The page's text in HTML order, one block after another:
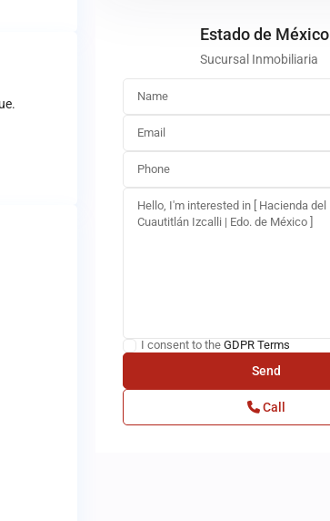
Estado de México
Sucursal Inmobiliaria
I consent to the GDPR Terms
Call